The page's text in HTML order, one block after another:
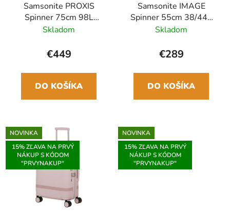
Samsonite PROXIS
Spinner 75cm 98L
Čierna
Skladom
€449
DO KOŠÍKA
Samsonite IMAGE
Spinner 55cm 38/44L
Slonovinová Biela Ivory
Polykarbonát
Skladom
€289
DO KOŠÍKA
NOVINKA
15% ZĽAVA NA PRVÝ
NÁKUP S KÓDOM
"PRVYNAKUP"
NOVINKA
15% ZĽAVA NA PRVÝ
NÁKUP S KÓDOM
"PRVYNAKUP"